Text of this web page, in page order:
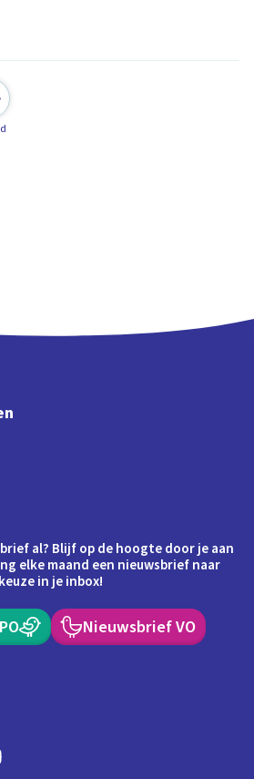
al? Blijf op de hoogte door je aan
elke maand een nieuwsbrief naar
keuze in je inbox!
Nieuwsbrief VO